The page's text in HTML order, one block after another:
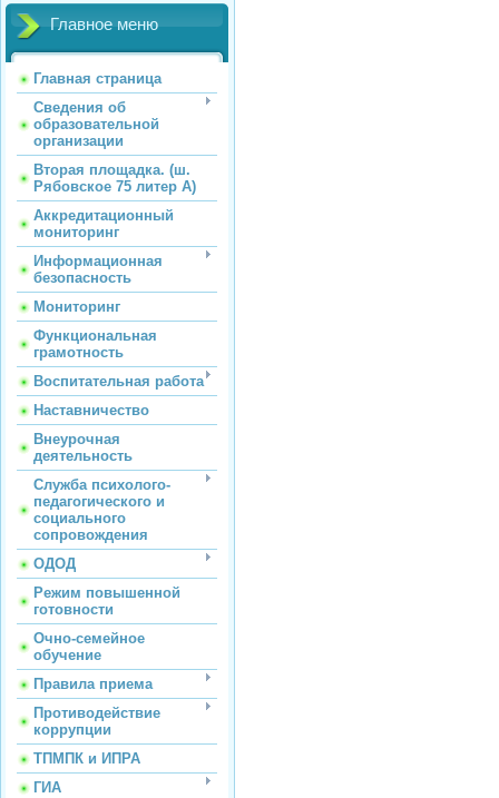
Главное меню
Главная страница
Сведения об
образовательной
организации
Вторая площадка. (ш.
Рябовское 75 литер А)
Аккредитационный
мониторинг
Информационная
безопасность
Мониторинг
Функциональная
грамотность
Воспитательная работа
Наставничество
Внеурочная
деятельность
Служба психолого-
педагогического и
социального
сопровождения
ОДОД
Режим повышенной
готовности
Очно-семейное
обучение
Правила приема
Противодействие
коррупции
ТПМПК и ИПРА
ГИА